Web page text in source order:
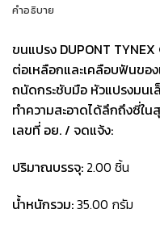
คำอธิบาย
ขนแปรง DUPONT
ต่อเหลือกและเคลือบฟันขอ
ถนัดกระชับมือ หัวแปรงมนเ
ทำความสะอาดได้ลึกถึงซี่ใน
เลขที่ อย. / จดแจ้ง:
ปริมาณบรรจุ: 2.00 ชิ้น
น้ำหนักรวม:35.00 กรัม